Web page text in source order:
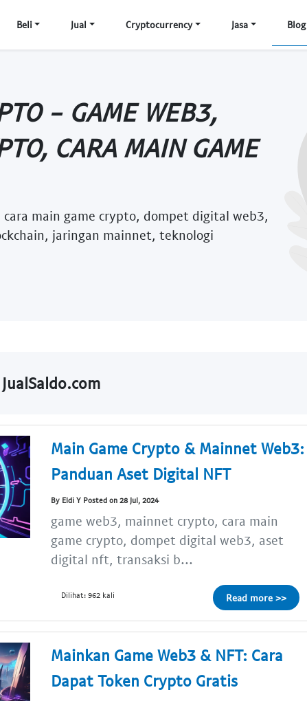
Beli Jual Cryptocurrency Jasa Blog
- GAME WEB3,
CARA MAIN GAME
main game crypto, dompet digital web3,
jaringan mainnet, teknologi
Main Game Crypto & Mainnet Web3:
Panduan Aset Digital NFT
By Eldi Y Posted on 28 Jul, 2024
game web3, mainnet crypto, cara main
game crypto, dompet digital web3, aset
digital nft, transaksi b...
Dilihat: 962 kali Read more >>
Mainkan Game Web3 & NFT: Cara
Dapat Token Crypto Gratis